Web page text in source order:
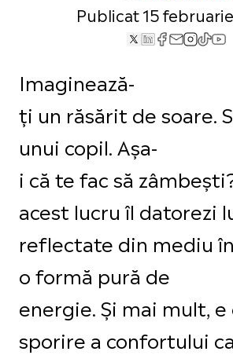
Publicat 15
Imaginează-
ți un răsărit de soare.
unui copil. Așa-
i că te fac să
acest lucru îl datorezi
reflectate din mediu
o formă pură de
energie. Și mai mult, e
sporire a confortului